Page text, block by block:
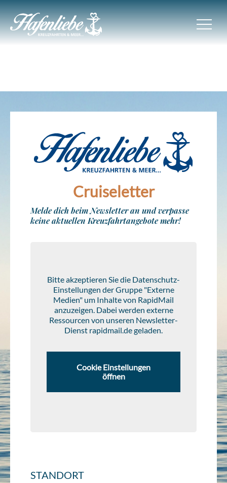
Cruiseletter
Melde dich beim Newsletter an und verpasse
keine aktuellen Kreuzfahrtangebote mehr!
Bitte akzeptieren Sie die Datenschutz-
Einstellungen der Gruppe "Externe
Medien" um Inhalte von RapidMail
anzuzeigen. Dabei werden externe
Ressourcen von unseren Newsletter-
Dienst rapidmail.de geladen.
Cookie Einstellungen
öffnen
STANDORT